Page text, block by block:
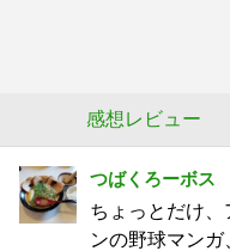
感想レビュー
つばくろーボス
ちょっとだけ、
ンの野球マン